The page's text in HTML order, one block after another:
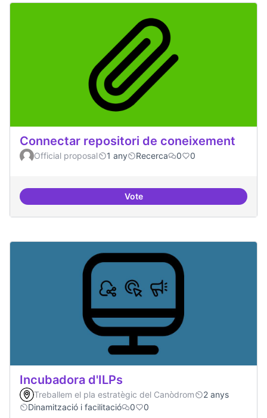
Connectar repositori de coneixement
Official proposal 1 any Recerca 0 0
VoteConnectar repositori de
Incubadora d'ILPs
Treballem el pla estratègic del Canòdrom
2 anys
Dinamització i facilitació
0 0